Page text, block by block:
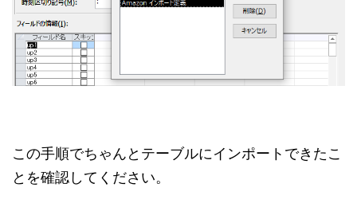
この手順でちゃんとテーブルにインポートできたこ
とを確認してください。